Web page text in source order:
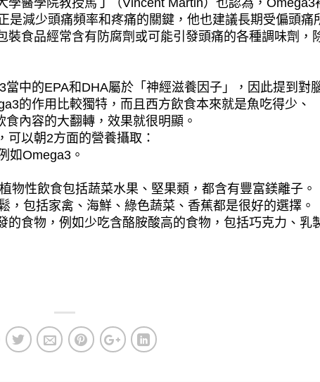
學醫學院教授馬丁（Vincent Martin）也認為，Omega3
是減少頭痛頻率和疼痛的關鍵，他也建議長期受偏頭痛
裝食品經常含有防腐劑或可能引發頭痛的各種調味劑，
中的EPA和DHA屬於「神經滋養因子」，因此提到對
的作用比較獨特，而且西方飲食本來就是魚吃得少、
內容的大翻轉，效果就很明顯。
可以朝2方面的營養攝取：
如Omega3。
物性飲食包括蔬菜水果、堅果類，都含有豐富鎂離子。
，包括家禽、海鮮、綠色蔬菜、香蕉都是很好的選擇。
的食物，例如少吃含酪胺酸高的食物，包括巧克力、乳